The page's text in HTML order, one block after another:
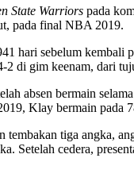
State Warriors pada
pada final NBA 2019.
hari sebelum
2 di gim keenam, dari
absen bermain
Klay bermain
tiga angka,
Setelah cedera,